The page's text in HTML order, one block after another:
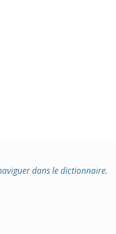
dans le dictionnaire.